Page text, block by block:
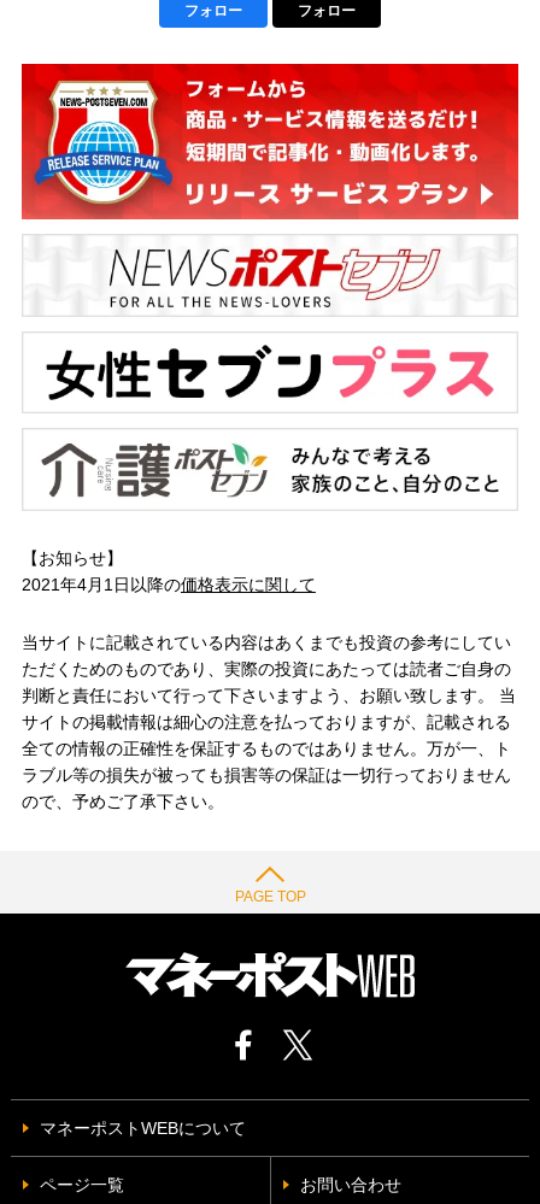
フォロー フォロー
【お知らせ】
2021年4月1日以降の価格表示に関して
当サイトに記載されている内容はあくまでも投資の参考にしてい
ただくためのものであり、実際の投資にあたっては読者ご自身の
判断と責任において行って下さいますよう、お願い致します。 当
サイトの掲載情報は細心の注意を払っておりますが、記載される
全ての情報の正確性を保証するものではありません。万が一、ト
ラブル等の損失が被っても損害等の保証は一切行っておりません
ので、予めご了承下さい。
PAGE TOP
マネーポストWEBについて
ページ一覧 お問い合わせ